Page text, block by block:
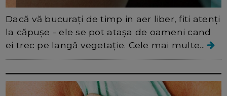
Dacă vă bucurați de timp in aer liber, fiti atenți
la căpușe - ele se pot atașa de oameni cand
ei trec pe langă vegetație. Cele mai multe...